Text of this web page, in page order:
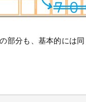
部分も、基本的には